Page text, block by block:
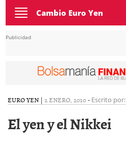
Toggle
navigation
Cambio Euro Yen
Publicidad
EURO YEN | 2 ENERO, 2010- Escrito por:
El yen y el Nikkei